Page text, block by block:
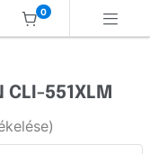
0
551XLM